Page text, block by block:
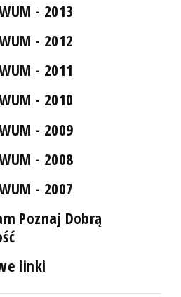
- 2013
- 2012
- 2011
- 2010
- 2009
- 2008
- 2007
Poznaj Dobrą
linki